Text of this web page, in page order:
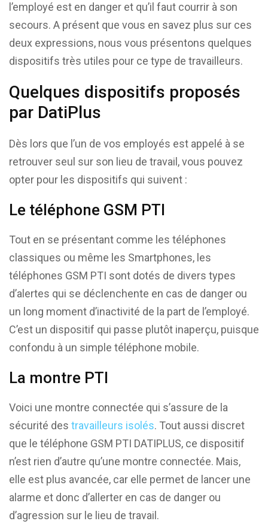
l’employé est en danger et qu’il faut courrir à son
secours. A présent que vous en savez plus sur ces
deux expressions, nous vous présentons quelques
dispositifs très utiles pour ce type de travailleurs.
Quelques dispositifs proposés
par DatiPlus
Dès lors que l’un de vos employés est appelé à se
retrouver seul sur son lieu de travail, vous pouvez
opter pour les dispositifs qui suivent :
Le téléphone GSM PTI
Tout en se présentant comme les téléphones
classiques ou même les Smartphones, les
téléphones GSM PTI sont dotés de divers types
d’alertes qui se déclenchente en cas de danger ou
un long moment d’inactivité de la part de l’employé.
C’est un dispositif qui passe plutôt inaperçu, puisque
confondu à un simple téléphone mobile.
La montre PTI
Voici une montre connectée qui s’assure de la
sécurité des travailleurs isolés. Tout aussi discret
que le téléphone GSM PTI DATIPLUS, ce dispositif
n’est rien d’autre qu’une montre connectée. Mais,
elle est plus avancée, car elle permet de lancer une
alarme et donc d’allerter en cas de danger ou
d’agression sur le lieu de travail.